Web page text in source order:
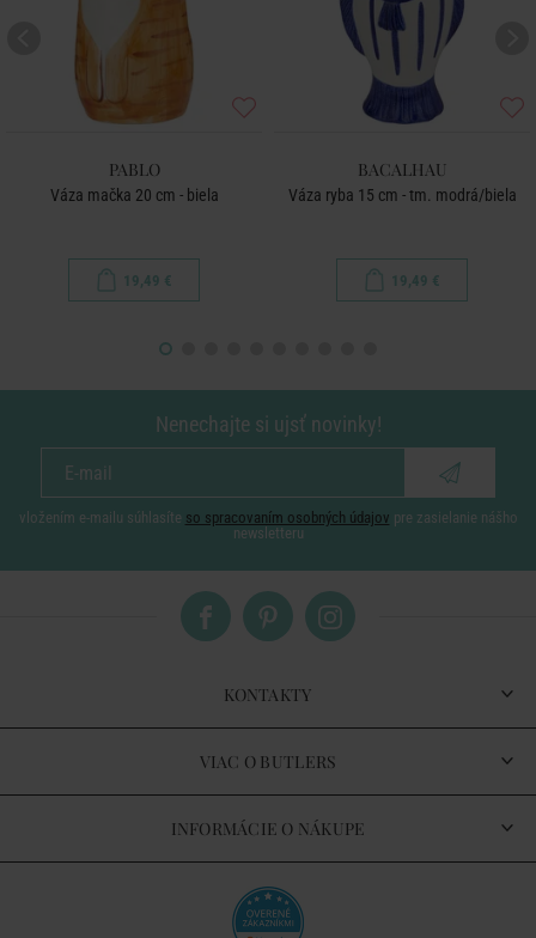
PABLO
Váza mačka 20 cm - biela
19,49 €
BACALHAU
Váza ryba 15 cm - tm. modrá/biela
19,49 €
Nenechajte si ujsť novinky!
vložením e-mailu súhlasíte so spracovaním osobných údajov pre zasielanie nášho
newsletteru
KONTAKTY
VIAC O BUTLERS
INFORMÁCIE O NÁKUPE